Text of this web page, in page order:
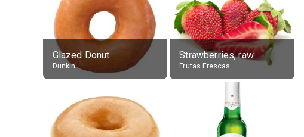
Glazed Donut
Dunkin'
Strawberries, raw
Frutas Frescas